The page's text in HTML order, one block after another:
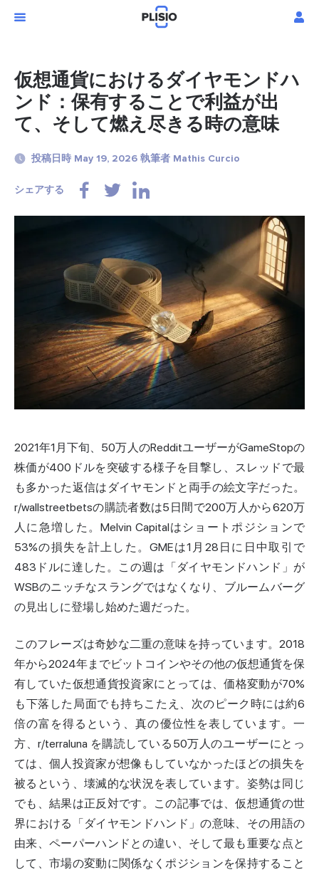
仮想通貨におけるダイヤモンドハ
ンド：保有することで利益が出
て、そして燃え尽きる時の意味
投稿日時 May 19, 2026 執筆者 Mathis Curcio
シェアする
2021年1月下旬、50万人のRedditユーザーがGameStopの
株価が400ドルを突破する様子を目撃し、スレッドで最
も多かった返信はダイヤモンドと両手の絵文字だった。
r/wallstreetbetsの購読者数は5日間で200万人から620万
人に急増した。Melvin Capitalはショートポジションで
53%の損失を計上した。GMEは1月28日に日中取引で
483ドルに達した。この週は「ダイヤモンドハンド」が
WSBのニッチなスラングではなくなり、ブルームバーグ
の見出しに登場し始めた週だった。
このフレーズは奇妙な二重の意味を持っています。2018
年から2024年までビットコインやその他の仮想通貨を保
有していた仮想通貨投資家にとっては、価格変動が70%
も下落した局面でも持ちこたえ、次のピーク時には約6
倍の富を得るという、真の優位性を表しています。一
方、r/terraluna を購読している50万人のユーザーにとっ
ては、個人投資家が想像もしていなかったほどの損失を
被るという、壊滅的な状況を表しています。姿勢は同じ
でも、結果は正反対です。この記事では、仮想通貨の世
界における「ダイヤモンドハンド」の意味、その用語の
由来、ペーパーハンドとの違い、そして最も重要な点と
して、市場の変動に関係なくポジションを保持すること